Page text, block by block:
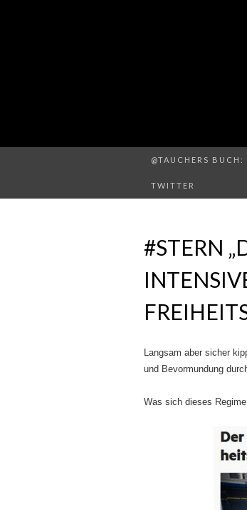
@TAUCHERS
TWITTER
#STERN
Langsam aber sicher
und Bevormundung
Was sich dieses